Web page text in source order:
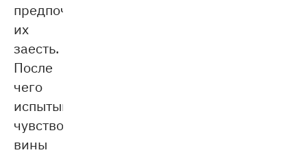
предпочитает
их
заесть.
После
чего
испытывает
чувство
вины